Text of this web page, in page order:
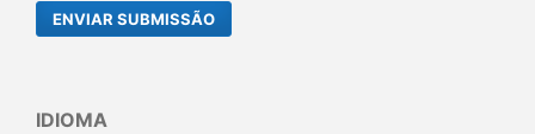
ENVIAR SUBMISSÃO
IDIOMA